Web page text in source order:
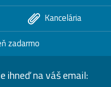
Kancelária
zadarmo
ihneď na váš email: